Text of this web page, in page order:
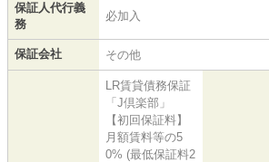
保証人代行義
務
必加入
保証会社 その他
LR賃貸債務保証
「J倶楽部」
【初回保証料】
月額賃料等の5
0% (最低保証料2